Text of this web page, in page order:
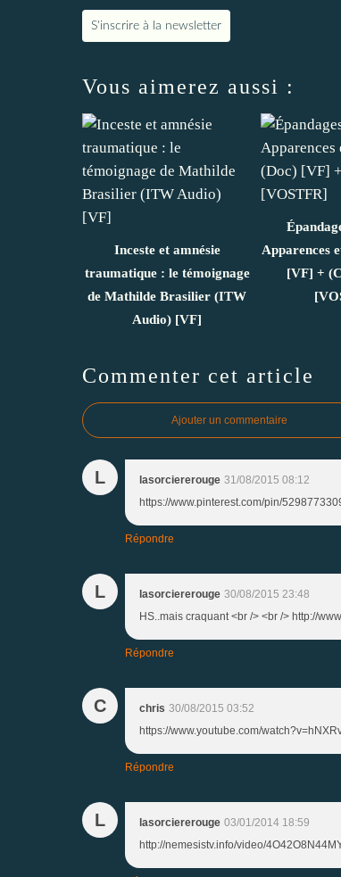
S'inscrire à la newsletter
Vous aimerez aussi :
Inceste et amnésie
traumatique : le témoignage
de Mathilde Brasilier (ITW
Audio) [VF]
Apparences
[VF] +
Commenter cet article
Ajouter un commentaire
L lasorciererouge 31/08/2015 08:12
https://www.pinterest.com/pin/
Répondre
L lasorciererouge 30/08/2015 23:48
HS..mais craquant <br /> <br /> http://
Répondre
C chris 30/08/2015 03:52
https://www.youtube.com/
Répondre
L lasorciererouge 03/01/2014 18:59
http://nemesistv.info/video/